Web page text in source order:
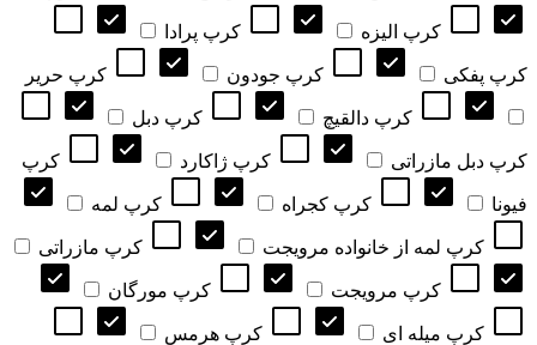
کرپ الیزه کرپ پرادا
کرپ پفکی کرپ جودون کرپ حریر
کرپ دالقیچ کرپ دبل
کرپ دبل مازراتی کرپ ژاکارد کرپ
فیونا کرپ کجراه کرپ لمه
کرپ لمه از خانواده مرویجت کرپ مازراتی
کرپ مرویجت کرپ مورگان
کرپ میله ای کرپ هرمس